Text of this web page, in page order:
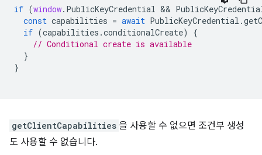
if (window. PublicKeyCredential &&
const capabilities = await PublicKeyCredential .
if (capabilities .conditionalCreate)
{
// Conditional create is available
}
}
getClientCapabilities 을 사용할 수 없으면 조건부 생성
도 사용할 수 없습니다.